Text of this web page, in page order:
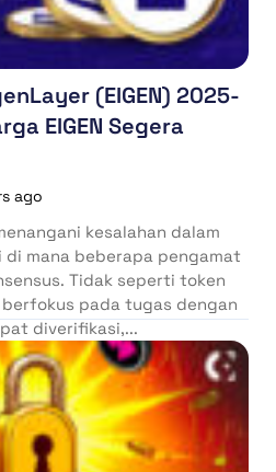
(EIGEN) 2025-
EIGEN Segera
ago
kesalahan dalam
mana beberapa pengamat
Tidak seperti token
pada tugas dengan
diverifikasi,...